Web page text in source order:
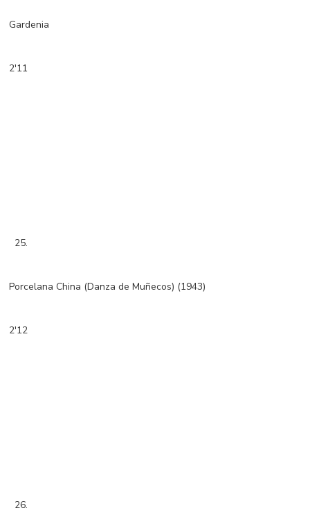
Gardenia
2'11
25.
Porcelana China (Danza de Muñecos) (1943)
2'12
26.